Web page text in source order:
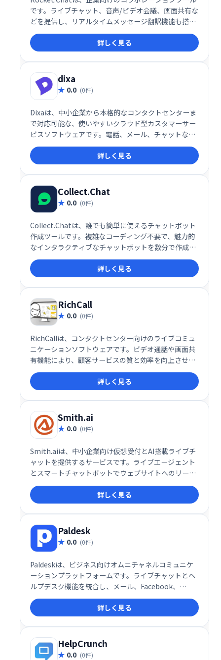
です。ライブチャット、音声/ビデオ会議、画面共有な
どを提供し、リアルタイムメッセージ翻訳機能も搭
載。複数言語での円滑なコミュニケーションを実現
し、チームの生産性向上を支援します。
詳しく見る
dixa
0.0 (0件)
Dixaは、中小企業から本格的なコンタクトセンターま
で対応可能な、使いやすいクラウド型カスタマーサー
ビスソフトウェアです。電話、メール、チャットなど
マルチチャネルに対応し、リアルタイムでパーソナル
な顧客サポートを提供します。Webブラウザで動作
し、追加のソフトウェアインストールやIT専門家のサ
ポートは不要です。場所を選ばず、いつでもどこでも
アクセス可能です。
詳しく見る
Collect.Chat
0.0 (0件)
Collect.Chatは、誰でも簡単に使えるチャットボット
作成ツールです。複雑なコーディング不要で、魅力的
なインタラクティブなチャットボットを数分で作成で
きます。静的なWebフォームや営業担当者に代わる、
集客・顧客対応の強力なツールとして、Webサイトの
訪問者エンゲージメント向上に貢献します。 顧客対応
の効率化やリード獲得の自動化を実現し、ビジネスの
成長をサポートします。
詳しく見る
RichCall
0.0 (0件)
RichCallは、コンタクトセンター向けのライブコミュ
ニケーションソフトウェアです。ビデオ通話や画面共
有機能により、顧客サービスの質と効率を向上させま
す。製品説明や指示を画面で共有することで、より効
果的なコミュニケーションを実現し、販売・マーケテ
ィングにも活用できます。顧客満足度向上と業務効率
化に貢献します。
詳しく見る
Smith.ai
0.0 (0件)
Smith.aiは、中小企業向け仮想受付とAI搭載ライブチ
ャットを提供するサービスです。ライブエージェント
とスマートチャットボットでウェブサイトへのリード
獲得、スクリーニング、コンバージョンを効率化しま
す。起業家、法律・ITコンサルティング、金融業界な
ど、幅広い業種に対応しています。
詳しく見る
Paldesk
0.0 (0件)
Paldeskは、ビジネス向けオムニチャネルコミュニケ
ーションプラットフォームです。ライブチャットとヘ
ルプデスク機能を統合し、メール、Facebook、
Twitter、WhatsAppなど、様々なチャネルからの顧
客対応を一元管理できます。24時間365日のサポート
体制と効率的なプログラミングにより、顧客との強力
な関係構築を支援し、「仲間」のような存在を目指せ
ます。
詳しく見る
HelpCrunch
0.0 (0件)